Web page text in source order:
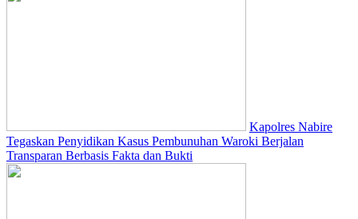
Kapolres Nabire
Tegaskan Penyidikan Kasus Pembunuhan Waroki Berjalan
Transparan Berbasis Fakta dan Bukti